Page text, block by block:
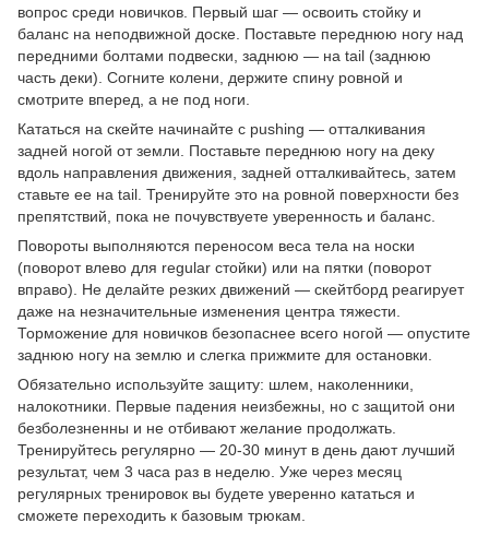
вопрос среди новичков. Первый шаг — освоить стойку и
баланс на неподвижной доске. Поставьте переднюю ногу над
передними болтами подвески, заднюю — на tail (заднюю
часть деки). Согните колени, держите спину ровной и
смотрите вперед, а не под ноги.
Кататься на скейте начинайте с pushing — отталкивания
задней ногой от земли. Поставьте переднюю ногу на деку
вдоль направления движения, задней отталкивайтесь, затем
ставьте ее на tail. Тренируйте это на ровной поверхности без
препятствий, пока не почувствуете уверенность и баланс.
Повороты выполняются переносом веса тела на носки
(поворот влево для regular стойки) или на пятки (поворот
вправо). Не делайте резких движений — скейтборд реагирует
даже на незначительные изменения центра тяжести.
Торможение для новичков безопаснее всего ногой — опустите
заднюю ногу на землю и слегка прижмите для остановки.
Обязательно используйте защиту: шлем, наколенники,
налокотники. Первые падения неизбежны, но с защитой они
безболезненны и не отбивают желание продолжать.
Тренируйтесь регулярно — 20-30 минут в день дают лучший
результат, чем 3 часа раз в неделю. Уже через месяц
регулярных тренировок вы будете уверенно кататься и
сможете переходить к базовым трюкам.